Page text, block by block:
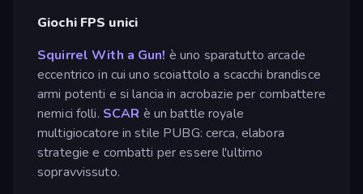
Giochi FPS unici
Squirrel With a Gun! è uno sparatutto arcade
eccentrico in cui uno scoiattolo a scacchi brandisce
armi potenti e si lancia in acrobazie per combattere
nemici folli. SCAR è un battle royale
multigiocatore in stile PUBG: cerca, elabora
strategie e combatti per essere l'ultimo
sopravvissuto.